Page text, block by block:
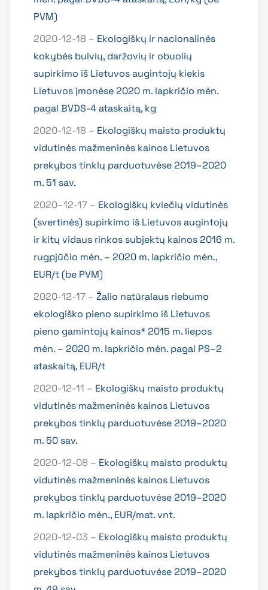
PVM)
2020-12-18 – Ekologiškų ir nacionalinės
kokybės bulvių, daržovių ir obuolių
supirkimo iš Lietuvos augintojų kiekis
Lietuvos įmonėse 2020 m. lapkričio mėn.
pagal BVDS-4 ataskaitą, kg
2020-12-18 – Ekologiškų maisto produktų
vidutinės mažmeninės kainos Lietuvos
prekybos tinklų parduotuvėse 2019–2020
m. 51 sav.
2020–12-17 – Ekologiškų kviečių vidutinės
(svertinės) supirkimo iš Lietuvos augintojų
ir kitų vidaus rinkos subjektų kainos 2016 m.
rugpjūčio mėn. – 2020 m. lapkričio mėn.,
EUR/t (be PVM)
2020-12-17 – Žalio natūralaus riebumo
ekologiško pieno supirkimo iš Lietuvos
pieno gamintojų kainos* 2015 m. liepos
mėn. – 2020 m. lapkričio mėn. pagal PS–2
ataskaitą, EUR/t
2020-12-11 – Ekologiškų maisto produktų
vidutinės mažmeninės kainos Lietuvos
prekybos tinklų parduotuvėse 2019–2020
m. 50 sav.
2020-12-08 – Ekologiškų maisto produktų
vidutinės mažmeninės kainos Lietuvos
prekybos tinklų parduotuvėse 2019–2020
m. lapkričio mėn., EUR/mat. vnt.
2020-12-03 – Ekologiškų maisto produktų
vidutinės mažmeninės kainos Lietuvos
prekybos tinklų parduotuvėse 2019–2020